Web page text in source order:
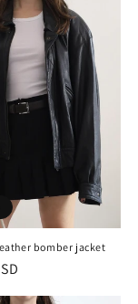
bomber jacket